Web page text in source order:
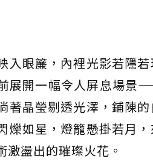
入眼簾，內裡光影若隱
展開一幅令人屏息場景
著晶瑩剔透光澤，鋪陳
爍如星，燈籠懸掛若月
盪出的璀璨火花。